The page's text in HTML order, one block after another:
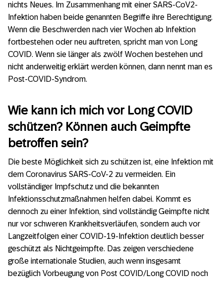
nichts Neues. Im Zusammenhang mit einer SARS-CoV2-
Infektion haben beide genannten Begriffe ihre Berechtigung.
Wenn die Beschwerden nach vier Wochen ab Infektion
fortbestehen oder neu auftreten, spricht man von Long
COVID. Wenn sie länger als zwölf Wochen bestehen und
nicht anderweitig erklärt werden können, dann nennt man es
Post-COVID-Syndrom.
Wie kann ich mich vor Long COVID
schützen? Können auch Geimpfte
betroffen sein?
Die beste Möglichkeit sich zu schützen ist, eine Infektion mit
dem Coronavirus SARS-CoV-2 zu vermeiden. Ein
vollständiger Impfschutz und die bekannten
Infektionsschutzmaßnahmen helfen dabei. Kommt es
dennoch zu einer Infektion, sind vollständig Geimpfte nicht
nur vor schweren Krankheitsverläufen, sondern auch vor
Langzeitfolgen einer COVID-19-Infektion deutlich besser
geschützt als Nichtgeimpfte. Das zeigen verschiedene
große internationale Studien, auch wenn insgesamt
bezüglich Vorbeugung von Post COVID/Long COVID noch